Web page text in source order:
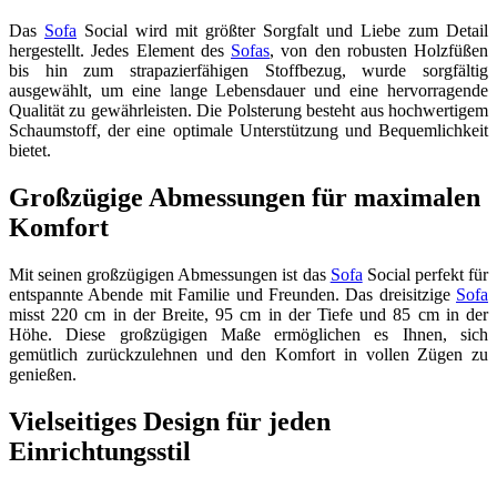
Das Sofa Social wird mit größter Sorgfalt und Liebe zum Detail
hergestellt. Jedes Element des Sofas, von den robusten Holzfüßen
bis hin zum strapazierfähigen Stoffbezug, wurde sorgfältig
ausgewählt, um eine lange Lebensdauer und eine hervorragende
Qualität zu gewährleisten. Die Polsterung besteht aus hochwertigem
Schaumstoff, der eine optimale Unterstützung und Bequemlichkeit
bietet.
Großzügige Abmessungen für maximalen
Komfort
Mit seinen großzügigen Abmessungen ist das Sofa Social perfekt für
entspannte Abende mit Familie und Freunden. Das dreisitzige Sofa
misst 220 cm in der Breite, 95 cm in der Tiefe und 85 cm in der
Höhe. Diese großzügigen Maße ermöglichen es Ihnen, sich
gemütlich zurückzulehnen und den Komfort in vollen Zügen zu
genießen.
Vielseitiges Design für jeden
Einrichtungsstil